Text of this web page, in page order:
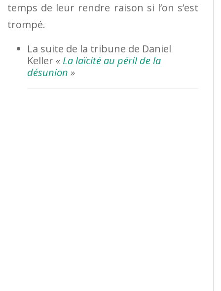
temps de leur rendre raison si l’on s’est
trompé.
La suite de la tribune de Daniel
Keller « La laïcité au péril de la
désunion »